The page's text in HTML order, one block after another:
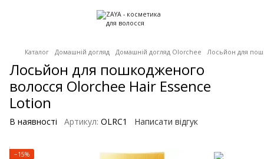
Каталог Домашній догляд Домашній догляд Olorchee Лосьйон для
Лосьйон для пошкодженого
волосся Olorchee Hair Essence
Lotion
В наявності Артикул: OLRC1 Написати відгук
−15%